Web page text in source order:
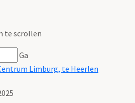
te scrollen
Ga
Limburg, te Heerlen